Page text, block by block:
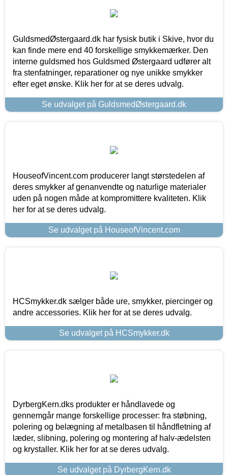
GuldsmedØstergaard.dk har fysisk butik i Skive, hvor du
kan finde mere end 40 forskellige smykkemærker. Den
interne guldsmed hos Guldsmed Østergaard udfører alt
fra stenfatninger, reparationer og nye unikke smykker
efter eget ønske. Klik her for at se deres udvalg.
Se udvalget på GuldsmedØstergaard.dk
HouseofVincent.com producerer langt størstedelen af
deres smykker af genanvendte og naturlige materialer
uden på nogen måde at kompromittere kvaliteten. Klik
her for at se deres udvalg.
Se udvalget på HouseofVincent.com
HCSmykker.dk sælger både ure, smykker, piercinger og
andre accessories. Klik her for at se deres udvalg.
Se udvalget på HCSmykker.dk
DyrbergKern.dks produkter er håndlavede og
gennemgår mange forskellige processer: fra støbning,
polering og belægning af metalbasen til håndfletning af
læder, slibning, polering og montering af halv-ædelsten
og krystaller. Klik her for at se deres udvalg.
Se udvalget på DyrbergKern.dk